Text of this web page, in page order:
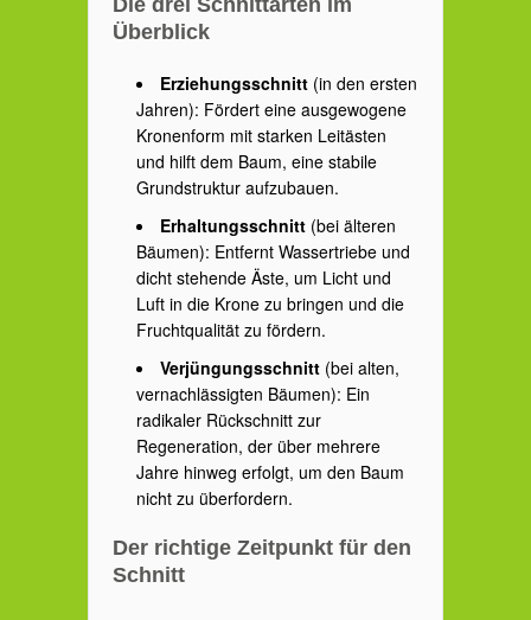
Die drei Schnittarten im
Überblick
Erziehungsschnitt (in den ersten
Jahren): Fördert eine ausgewogene
Kronenform mit starken Leitästen
und hilft dem Baum, eine stabile
Grundstruktur aufzubauen.
Erhaltungsschnitt (bei älteren
Bäumen): Entfernt Wassertriebe und
dicht stehende Äste, um Licht und
Luft in die Krone zu bringen und die
Fruchtqualität zu fördern.
Verjüngungsschnitt (bei alten,
vernachlässigten Bäumen): Ein
radikaler Rückschnitt zur
Regeneration, der über mehrere
Jahre hinweg erfolgt, um den Baum
nicht zu überfordern.
Der richtige Zeitpunkt für den
Schnitt